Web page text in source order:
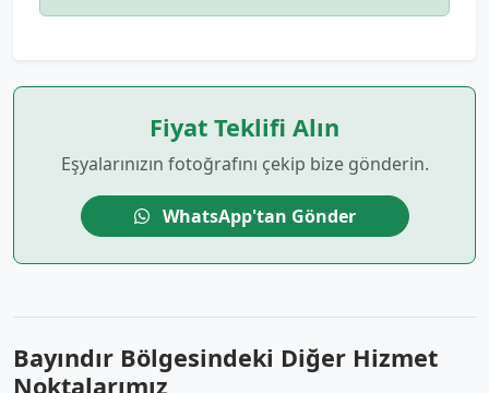
Fiyat Teklifi Alın
Eşyalarınızın fotoğrafını çekip bize gönderin.
WhatsApp'tan Gönder
Bayındır Bölgesindeki Diğer Hizmet
Noktalarımız